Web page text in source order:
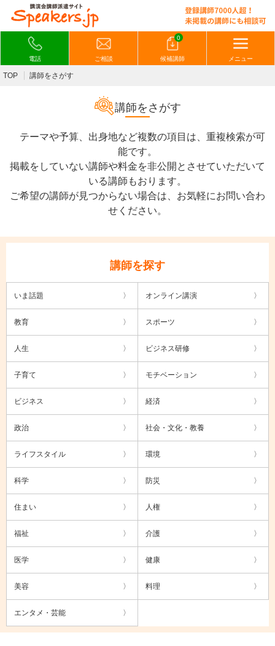
電話 ご相談
0
候補講師 メニュー
TOP 講師をさがす
講師をさがす
テーマや予算、出身地など複数の項目は、重複検索が可
能です。
掲載をしていない講師や料金を非公開とさせていただいて
いる講師もおります。
ご希望の講師が見つからない場合は、お気軽にお問い合わ
せください。
講師を探す
いま話題 オンライン講演
教育 スポーツ
人生 ビジネス研修
子育て モチベーション
ビジネス 経済
政治 社会・文化・教養
ライフスタイル 環境
科学 防災
住まい 人権
福祉 介護
医学 健康
美容 料理
エンタメ・芸能